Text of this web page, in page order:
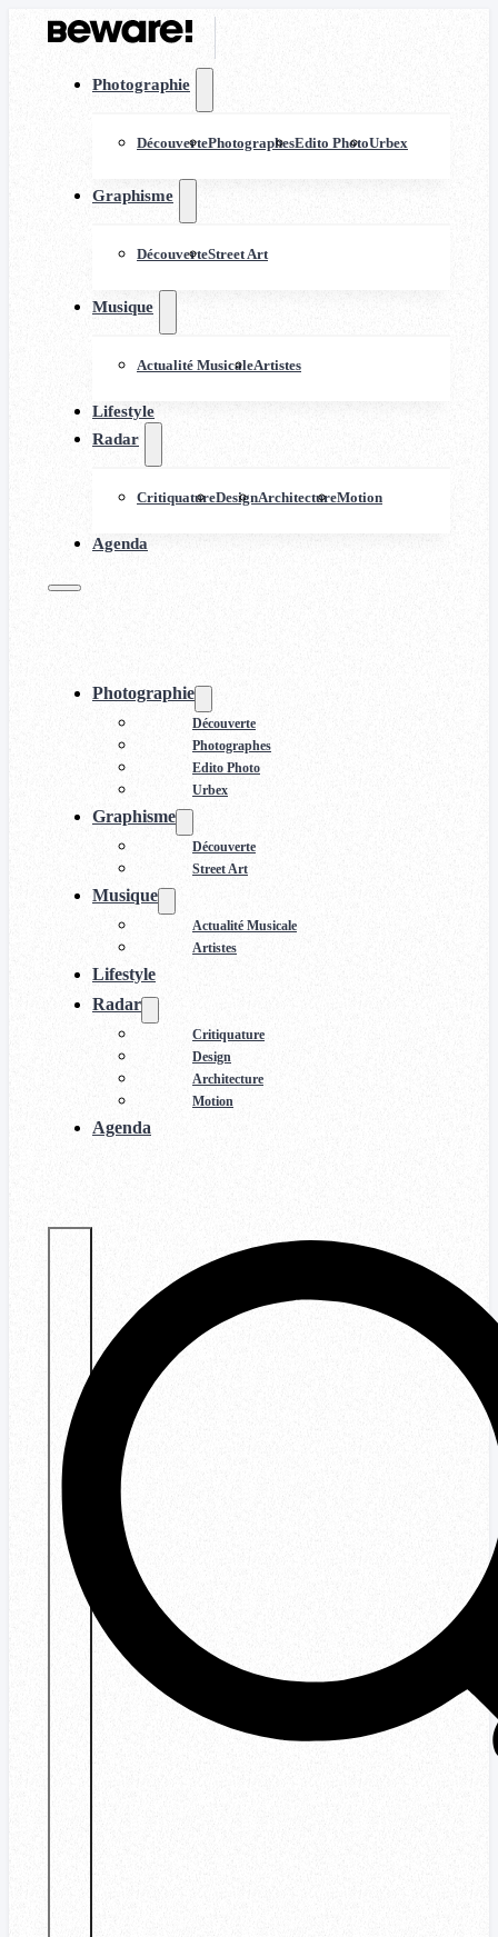
Photographie
DécouvertePhotographesEdito PhotoUrbex
Graphisme
DécouverteStreet Art
Musique
Actualité MusicaleArtistes
Lifestyle
Radar
CritiquatureDesignArchitectureMotion
Agenda
Photographie
Découverte
Photographes
Edito Photo
Urbex
Graphisme
Découverte
Street Art
Musique
Actualité Musicale
Artistes
Lifestyle
Radar
Critiquature
Design
Architecture
Motion
Agenda